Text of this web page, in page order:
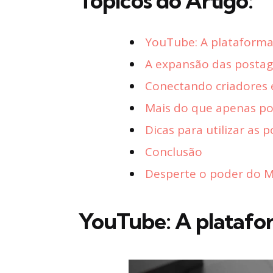
YouTube: A
A expansão das
Conectando criadores
Mais do que apenas
Dicas para utilizar as
Conclusão
Desperte o poder do
YouTube: A